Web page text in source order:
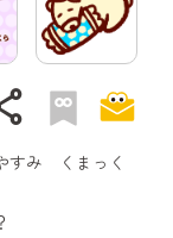
すみ くまっく